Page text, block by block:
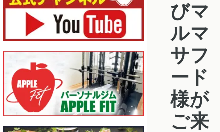
びマ
ルマ
サフ
ード
様が
ご来